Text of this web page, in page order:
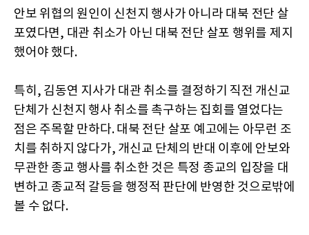
안보 위협의 원인이 신천지 행사가 아니라 대북 전단 살
포였다면, 대관 취소가 아닌 대북 전단 살포 행위를 제지
했어야 했다.
특히, 김동연 지사가 대관 취소를 결정하기 직전 개신교
단체가 신천지 행사 취소를 촉구하는 집회를 열었다는
점은 주목할 만하다. 대북 전단 살포 예고에는 아무런 조
치를 취하지 않다가, 개신교 단체의 반대 이후에 안보와
무관한 종교 행사를 취소한 것은 특정 종교의 입장을 대
변하고 종교적 갈등을 행정적 판단에 반영한 것으로밖에
볼 수 없다.